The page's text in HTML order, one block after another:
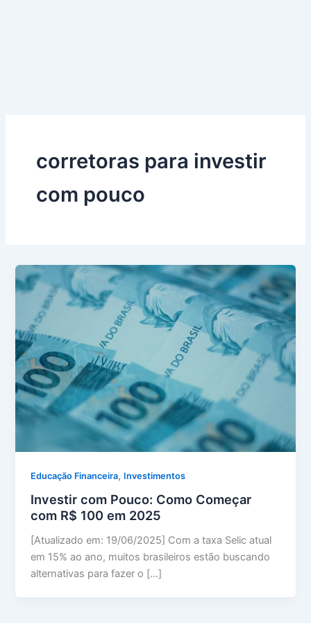
corretoras para investir
com pouco
Educação Financeira, Investimentos
Investir com Pouco: Como Começar
com R$ 100 em 2025
[Atualizado em: 19/06/2025] Com a taxa Selic atual
em 15% ao ano, muitos brasileiros estão buscando
alternativas para fazer o […]